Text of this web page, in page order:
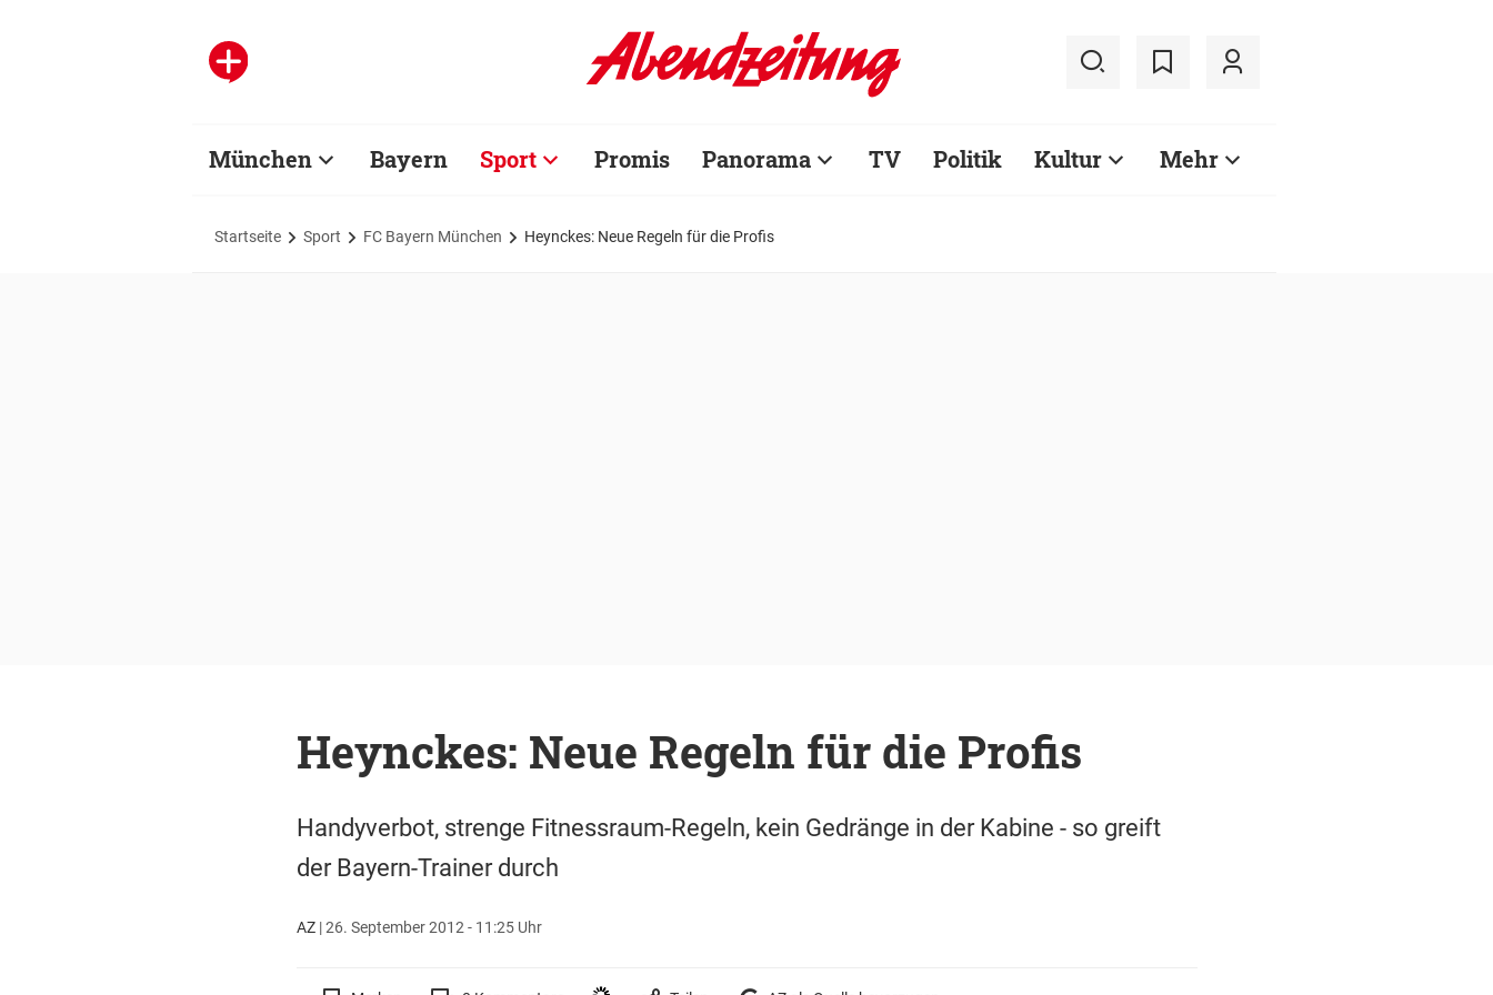
München Bayern Sport Promis Panorama TV Politik Kultur Mehr
Startseite Sport FC Bayern München Heynckes: Neue Regeln für die Profis
Heynckes: Neue Regeln für die Profis
Handyverbot, strenge Fitnessraum-Regeln, kein Gedränge in der Kabine - so greift
der Bayern-Trainer durch
AZ|26. September 2012 - 11:25 Uhr